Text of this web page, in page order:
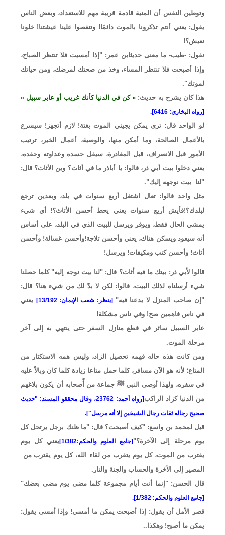
وتوطين النفس أن المنية قادمة قريبة مهم للاستعداد، وبعض الناس
يقول: يعني أنتم تذكرونا بالموت دائمًا! وتنغصوا علينا عيشتنا! خلونا
نعيش؟!
نقول: -طيب- ما معنى حديثابن عمر: "إذا أمسيت فلا تنتظر الصباح،
وإذا أصبحت فلا تنتظر المساء، وخذ من صحتك لمرضك، ومن حياتك
لموتك".
هذا كان يشرح به حديث:
كن في الدنيا كأنك غريب أو عابر سبيل
[رواه البخاري: 6416].
لو الواحد قال: ترى يمكن يجيني الموت بغتة! لازم أتجهز! سيسرع
بالأعمال الصالحة، وما أمكن منها، والوصية، أعمال الخير، ترتيب
الأمور قبل الانصراف، قبل المغادرة، سيقل حسده وعداوته وحقده،
يعني دخلوا بيت أبي ذر، قالوا: يا أباذر ما في أثاث؟ وين الأثاث؟ قال:
"لنا بيت نوجهه إليك".
مثل واحد قالوا: تعال اشتغل أربع سنوات في بلد، وبعدين ترجع
لبلدك؟!فأيش أربع سنوات يعني يحط أحسن الأثاث؟! أي شيء
يمشي الحال فقط، ويوفر ويرسل للبيت الذي في البلد، على أساس
أنه سيعود ويسكن هناك، يعني وأحسن ثلاجة!وأحسن غسالة! وأحسن
أثاث! وأحسن كنب ومكيفات! ويرسل!
قالوا لأبي ذر: بيتك ما فيه أثاث؟ قال: "لنا بيت نوجه إليه" كلما حصلنا
شيء أرسلناه لذلك البيت، قالوا: لكن لا بدّ لك من شيء هنا؟ قال:
"إن صاحب المنزل لا يدعنا فيه" [ينظر: شعب الإيمان: 13/192]
يعني
في ناس فاهمين صح! وفي ناس مشكلة!
عابر السبيل سائر في قطع منازل السفر حتى ينتهي به إلى آخر
مرحلة الموت.
ومن كانت هذه حاله فهمه تحصيل الزاد، وليس همه الاستكثار من
المتاع؛ لأنه هو الآن مسافر، كلما حمل متاعا زيادة كلما كان وبالاً عليه
في سفره، ولهذا أوصى النبي ﷺ جماعة من أًصحابه أن يكون بلاغهم
من الدنيا كزاد الراكب
[رواه أحمد: 23762، وقال محققو المسند: "حديث
صحيح رجاله ثقات رجال الشيخين إلا أنه مرسل"].
قيل لمحمد بن واسع: "كيف أصبحت؟ قال: "ما ظنك برجل يرتحل كل
يوم مرحلة إلى الآخرة؟"[جامع العلوم والحكم:1/382]
يعني كل يوم
يقترب من الموت، كل يوم يتقرب من لقاء الله، كل يوم يقترب من
المصير إلى الآخرة والحساب والجنة والنار.
قال الحسن: "إنما أنت أيام مجموعة كلما مضى يوم مضى بعضك"
[جامع العلوم والحكم: 1/382].
قصر الأمل أن يقول: إذا أصبحت يمكن ما أمسي! وإذا أمسى يقول:
يمكن ما أصبح! وهكذا..